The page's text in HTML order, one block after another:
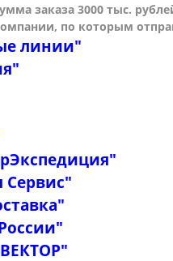
заказа 3000 тыс.
по которым о
линии"
Сервис"